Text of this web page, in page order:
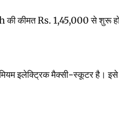
Rs. 1,45,000 से शुरू
इलेक्ट्रिक मैक्सी-स्कूटर है। इसे